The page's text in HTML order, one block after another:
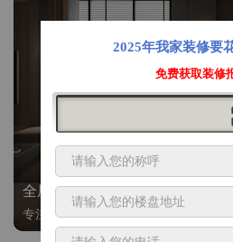
全屋整装
专注整装24年，高标准，选美迪 十年后仍爱我家